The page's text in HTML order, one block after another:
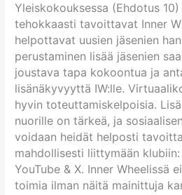
Yleiskokouksessa (Ehdotus
tehokkaasti tavoittavat Inner
helpottavat uusien jäsenien
perustaminen lisää jäsenien
joustava tapa kokoontua ja
lisänäkyvyyttä IW:lle.
hyvin toteuttamiskelpoisia.
nuorille on tärkeä, ja
voidaan heidät helposti
mahdollisesti liittymään klubiin:
YouTube & X. Inner Wheelissä
toimia ilman näitä mainittuja